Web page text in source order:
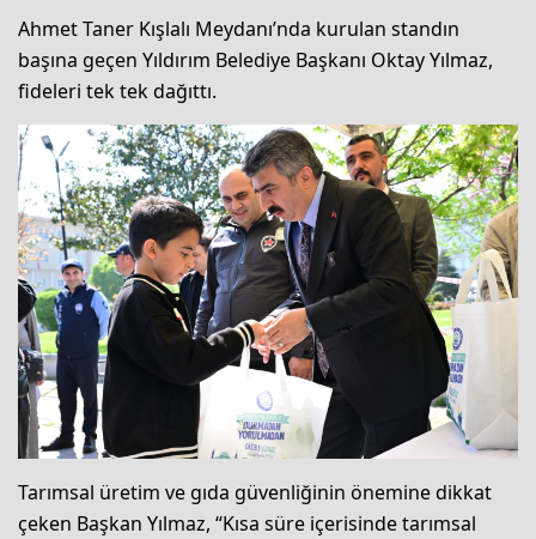
Ahmet Taner Kışlalı Meydanı’nda kurulan standın
başına geçen Yıldırım Belediye Başkanı Oktay Yılmaz,
fideleri tek tek dağıttı.
Tarımsal üretim ve gıda güvenliğinin önemine dikkat
çeken Başkan Yılmaz, “Kısa süre içerisinde tarımsal